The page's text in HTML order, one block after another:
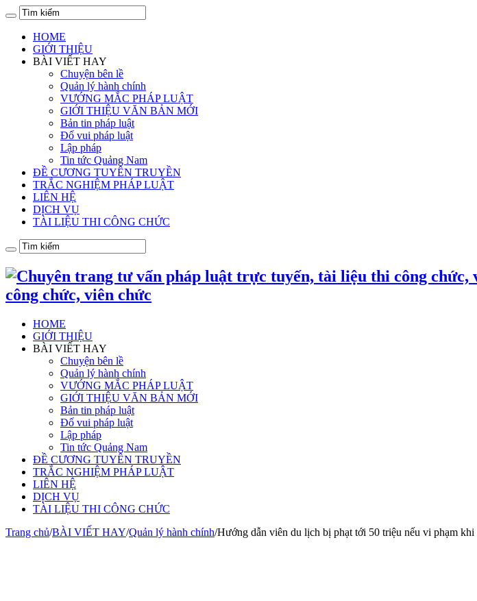
HOME
GIỚI THIỆU
BÀI VIẾT HAY
Chuyện bên lề
Quản lý hành chính
VƯỚNG MẮC PHÁP LUẬT
GIỚI THIỆU VĂN BẢN MỚI
Bản tin pháp luật
Đố vui pháp luật
Lập pháp
Tin tức Quảng Nam
ĐỀ CƯƠNG TUYÊN TRUYỀN
TRẮC NGHIỆM PHÁP LUẬT
LIÊN HỆ
DỊCH VỤ
TÀI LIỆU THI CÔNG CHỨC
công chức, viên chức
HOME
GIỚI THIỆU
BÀI VIẾT HAY
Chuyện bên lề
Quản lý hành chính
VƯỚNG MẮC PHÁP LUẬT
GIỚI THIỆU VĂN BẢN MỚI
Bản tin pháp luật
Đố vui pháp luật
Lập pháp
Tin tức Quảng Nam
ĐỀ CƯƠNG TUYÊN TRUYỀN
TRẮC NGHIỆM PHÁP LUẬT
LIÊN HỆ
DỊCH VỤ
TÀI LIỆU THI CÔNG CHỨC
Trang chủ/BÀI VIẾT HAY/Quản lý hành chính/Hướng dẫn viên du lịch bị phạt tới 50 triệu nếu vi phạm